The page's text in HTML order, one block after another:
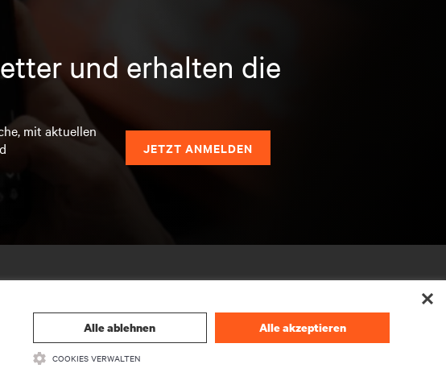
und erhalten die
mit aktuellen
JETZT ANMELDEN
Alle ablehnen Alle akzeptieren
COOKIES VERWALTEN